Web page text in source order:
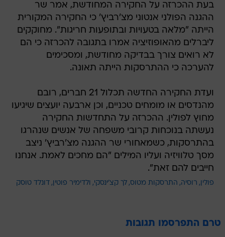
בעת ההכרזה על החקירה המחודשת, אמר שר
ההגנה הפולני אנטוני מצ'רביץ' כי החקירה המקורית
הייתה "מלאה בטעויות ובתופעות חריגות". מחוקקים
ליברלים מהאופוזיציה אמרו בתגובה להכרזה כי הם
לא רואים צורך בבדיקה מחודשת, ומסכימים
להערכה כי ההתרסקות הייתה תאונה.
ועדת החקירה החדשה תכלול 21 חברים, רובם
מהנדסים או מומחים טכניים, וכן ארבעה יועצים שיגיעו
מחוץ לפולין. ההכרזה על התחדשות החקירה
נעשתה בנוכחות קרובי משפחה של אנשים שנהרגו
בהתרסקות, כשמאחורי שר ההגנה מצ'רביץ' ניצב
מסך טלוויזיה ועליו המילים "הם מחכים לאמת. אנחנו
חייבים להם זאת".
פולין רוסיה התרסקות מטוס לך קצ'ינסקי ולדימיר פוטין דונלד טוסק
טרם התפרסמו תגובות